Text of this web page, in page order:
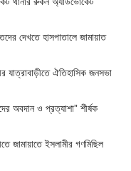
দেখতে হাসপাতালে জামায়াত
যাত্রাবাড়ীতে ঐতিহাসিক জনসভা
অবদান ও প্রত্যাশা” শীর্ষক
জামায়াতে ইসলামীর গণমিছিল